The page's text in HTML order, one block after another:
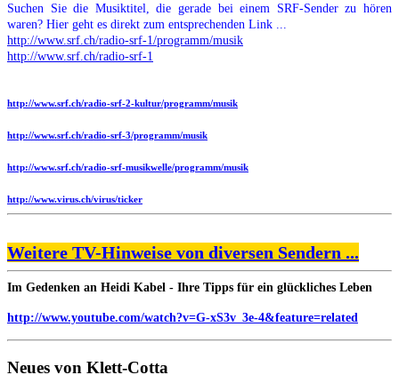
Suchen Sie die Musiktitel, die gerade bei einem SRF-Sender zu hören
waren? Hier geht es direkt zum entsprechenden Link ...
http://www.srf.ch/radio-srf-1/programm/musik
http://www.srf.ch/radio-srf-1
http://www.srf.ch/radio-srf-2-kultur/programm/musik
http://www.srf.ch/radio-srf-3/programm/musik
http://www.srf.ch/radio-srf-musikwelle/programm/musik
http://www.virus.ch/virus/ticker
Weitere TV-Hinweise von diversen Sendern ...
Im Gedenken an Heidi Kabel - Ihre Tipps für ein glückliches Leben
http://www.youtube.com/watch?v=G-xS3v_3e-4&feature=related
Neues von Klett-Cotta